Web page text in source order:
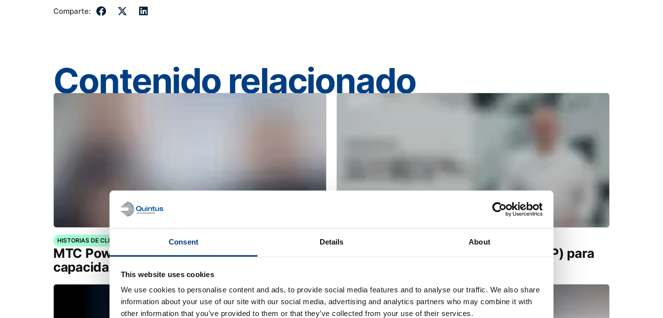
Consent Details About
This website uses cookies
We use cookies to personalise content and ads, to provide social media features and to analyse our traffic. We also share
information about your use of our site with our social media, advertising and analytics partners who may combine it with
other information that you’ve provided to them or that they’ve collected from your use of their services.
Comparte:
Contenido relacionado
HISTORIAS DE CLIENTES
MTC Powder Solutions amplía las
capacidades PM-HIP con Quintus QIH 286
WEBINAR
Prensado isostático en caliente (HIP) para